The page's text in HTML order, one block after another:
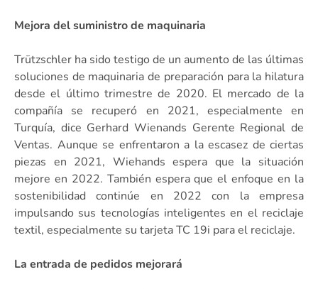
Mejora del suministro de maquinaria
Trützschler ha sido testigo de un aumento de las últimas
soluciones de maquinaria de preparación para la hilatura
desde el último trimestre de 2020. El mercado de la
compañía se recuperó en 2021, especialmente en
Turquía, dice Gerhard Wienands Gerente Regional de
Ventas. Aunque se enfrentaron a la escasez de ciertas
piezas en 2021, Wiehands espera que la situación
mejore en 2022. También espera que el enfoque en la
sostenibilidad continúe en 2022 con la empresa
impulsando sus tecnologías inteligentes en el reciclaje
textil, especialmente su tarjeta TC 19i para el reciclaje.
La entrada de pedidos mejorará